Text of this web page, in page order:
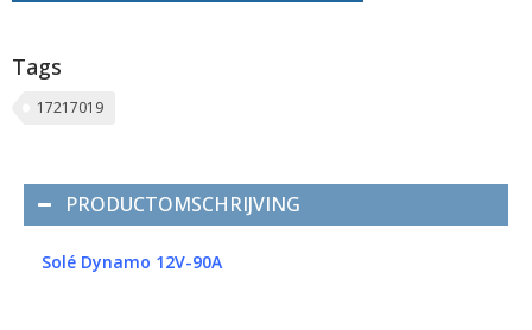
Tags
17217019
PRODUCTOMSCHRIJVING
Solé Dynamo 12V-90A